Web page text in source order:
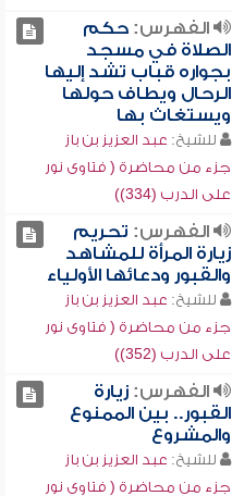
الفهرس:حكم
الصلاة في مسجد
بجواره قباب تشد إليها
الرحال ويطاف حولها
ويستغاث بها
للشيخ: عبد العزيز بن باز
جزء من محاضرة ( فتاوى نور
على الدرب (334))
الفهرس: تحريم
زيارة المرأة للمشاهد
والقبور ودعائها الأولياء
للشيخ: عبد العزيز بن باز
جزء من محاضرة ( فتاوى نور
على الدرب (352))
الفهرس:زيارة
القبور.. بين الممنوع
والمشروع
للشيخ: عبد العزيز بن باز
جزء من محاضرة ( فتاوى نور